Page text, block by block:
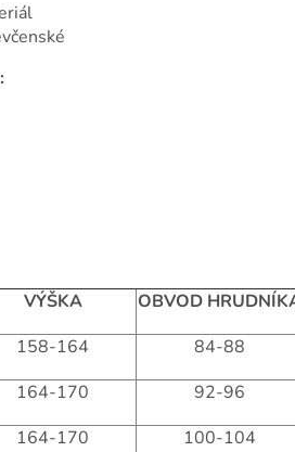
VÝŠKA OBVOD
158-164 84-88
164-170 92-96
164-170 100-104